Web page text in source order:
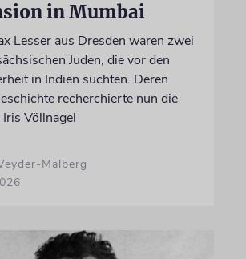
in Mumbai
Lesser aus Dresden waren zwei
Juden, die vor den
in Indien suchten. Deren
recherchierte nun die
Völlnagel
Malberg